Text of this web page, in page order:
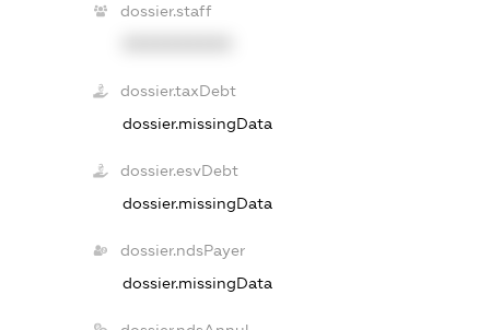
dossier.staff
dossier.taxDebt
dossier.missingData
dossier.esvDebt
dossier.missingData
dossier.ndsPayer
dossier.missingData